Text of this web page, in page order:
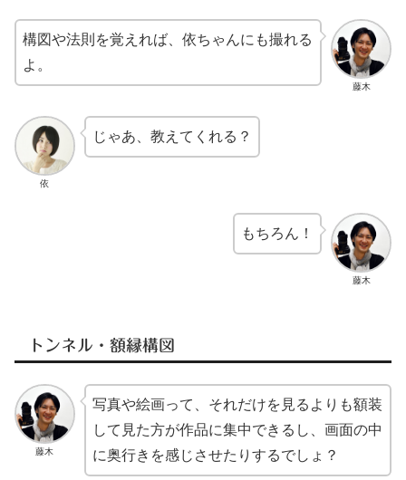
藤木
構図や法則を覚えれば、依ちゃんにも撮れる
よ。
依
じゃあ、教えてくれる？
藤木
もちろん！
トンネル・額縁構図
藤木
写真や絵画って、それだけを見るよりも額装
して見た方が作品に集中できるし、画面の中
に奥行きを感じさせたりするでしょ？